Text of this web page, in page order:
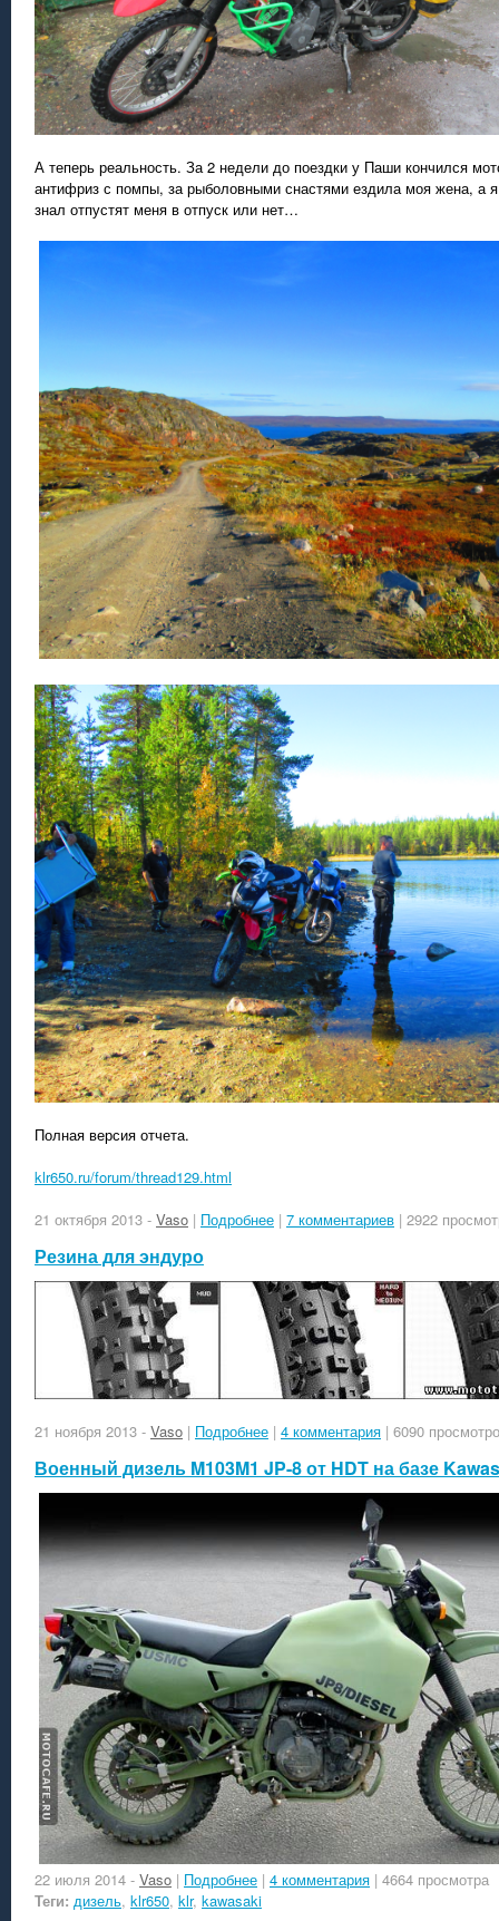
А теперь реальность. За 2 недели до поездки у Паши кончился
антифриз с помпы, за рыболовными снастями ездила моя жена, а
знал отпустят меня в отпуск или нет…
Полная версия отчета.
klr650.ru/forum/thread129.html
21 октября 2013 - Vaso | Подробнее | 7 комментариев | 2922
Резина для эндуро
21 ноября 2013 - Vaso | Подробнее | 4 комментария | 6090
Военный дизель M103M1 JP-8 от HDT на базе
22 июля 2014 - Vaso | Подробнее | 4 комментария | 4664 просмотра
Теги: дизель, klr650, klr, kawasaki